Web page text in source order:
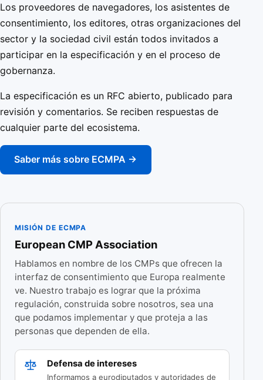
Los proveedores de navegadores, los asistentes de
consentimiento, los editores, otras organizaciones del
sector y la sociedad civil están todos invitados a
participar en la especificación y en el proceso de
gobernanza.
La especificación es un RFC abierto, publicado para
revisión y comentarios. Se reciben respuestas de
cualquier parte del ecosistema.
Saber más sobre ECMPA →
MISIÓN DE ECMPA
European CMP Association
Hablamos en nombre de los CMPs que ofrecen la
interfaz de consentimiento que Europa realmente
ve. Nuestro trabajo es lograr que la próxima
regulación, construida sobre nosotros, sea una
que podamos implementar y que proteja a las
personas que dependen de ella.
Defensa de intereses
Informamos a eurodiputados y autoridades de